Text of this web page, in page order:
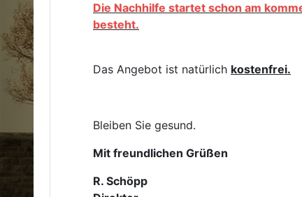
Die Nachhilfe startet schon am
besteht.
Das Angebot ist natürlich kostenfrei.
Bleiben Sie gesund.
Mit freundlichen Grüßen
R. Schöpp